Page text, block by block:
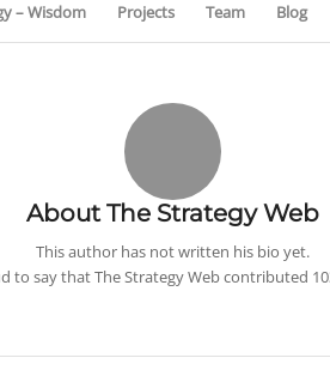
– Wisdom Projects Team Blog
AboutThe Strategy Web
This author has not written his bio yet.
to say thatThe Strategy Webcontributed